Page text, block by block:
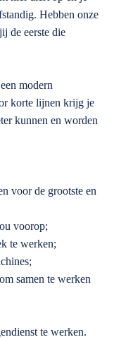
Hebben onze
de eerste die
modern
korte lijnen krijg je
kunnen en worden
voor de grootste en
voorop;
te werken;
samen te werken
te werken.